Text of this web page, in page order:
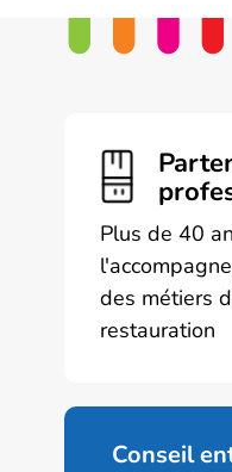
a
plusieurs
peuvent
page
Plus de 40
des métiers
restauration
Conseil